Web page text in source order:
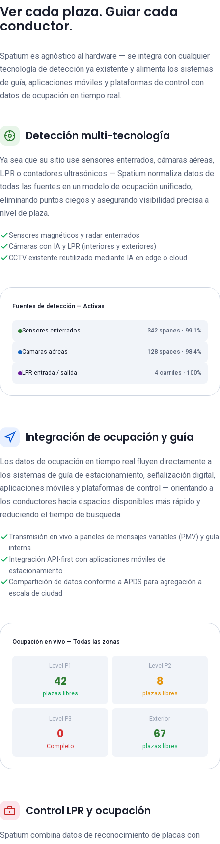
Ver cada plaza. Guiar cada
conductor.
Spatium es agnóstico al hardware — se integra con cualquier
tecnología de detección ya existente y alimenta los sistemas
de guía, aplicaciones móviles y plataformas de control con
datos de ocupación en tiempo real.
Detección multi-tecnología
Ya sea que su sitio use sensores enterrados, cámaras aéreas,
LPR o contadores ultrasónicos — Spatium normaliza datos de
todas las fuentes en un modelo de ocupación unificado,
eliminando puntos ciegos y asegurando visibilidad precisa a
nivel de plaza.
Sensores magnéticos y radar enterrados
Cámaras con IA y LPR (interiores y exteriores)
CCTV existente reutilizado mediante IA en edge o cloud
Fuentes de detección — Activas
Sensores enterrados 342 spaces · 99.1%
Cámaras aéreas 128 spaces · 98.4%
LPR entrada / salida 4 carriles · 100%
Integración de ocupación y guía
Los datos de ocupación en tiempo real fluyen directamente a
los sistemas de guía de estacionamiento, señalización digital,
aplicaciones móviles y plataformas de control — orientando a
los conductores hacia espacios disponibles más rápido y
reduciendo el tiempo de búsqueda.
Transmisión en vivo a paneles de mensajes variables (PMV) y guía
interna
Integración API-first con aplicaciones móviles de
estacionamiento
Compartición de datos conforme a APDS para agregación a
escala de ciudad
Ocupación en vivo — Todas las zonas
Level P1
42
plazas libres
Level P2
8
plazas libres
Level P3
0
Completo
Exterior
67
plazas libres
Control LPR y ocupación
Spatium combina datos de reconocimiento de placas con